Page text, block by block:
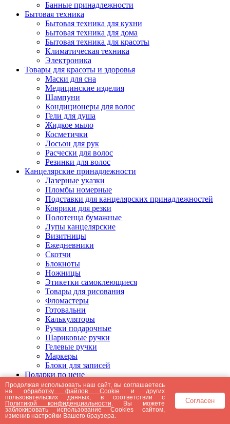
Банные принадлежности
Бытовая техника
Бытовая техника для кухни
Бытовая техника для дома
Бытовая техника для красоты
Климатическая техника
Электроника
Товары для красоты и здоровья
Маски для сна
Медицинские изделия
Шампуни
Кондиционеры для волос
Гели для душа
Жидкое мыло
Косметички
Лосьон для рук
Расчески для волос
Резинки для волос
Канцелярские принадлежности
Лазерные указки
Пломбы номерные
Подставки для канцелярских принадлежностей
Коврики для резки
Полотенца бумажные
Лупы канцелярские
Визитницы
Ежедневники
Скотчи
Блокноты
Ножницы
Этикетки самоклеющиеся
Товары для рисования
Фломастеры
Готовальни
Калькуляторы
Ручки подарочные
Шариковые ручки
Гелевые ручки
Маркеры
Блоки для записей
Подарки по цене
Подарки от 5000 рублей
Подарки до 5000 рублей
Подарки до 3000 рублей
Подарки до 2000 рублей
Подарки до 1000 рублей
Продолжая использовать наш сайт, вы соглашаетесь
наобработку файлов Cookie и других
пользовательских данных, в соответствии с
Политикой конфиденциальности . Вы можете
заблокировать использование Cookies сайтом,
изменив настройки Вашего браузера.
Согласен